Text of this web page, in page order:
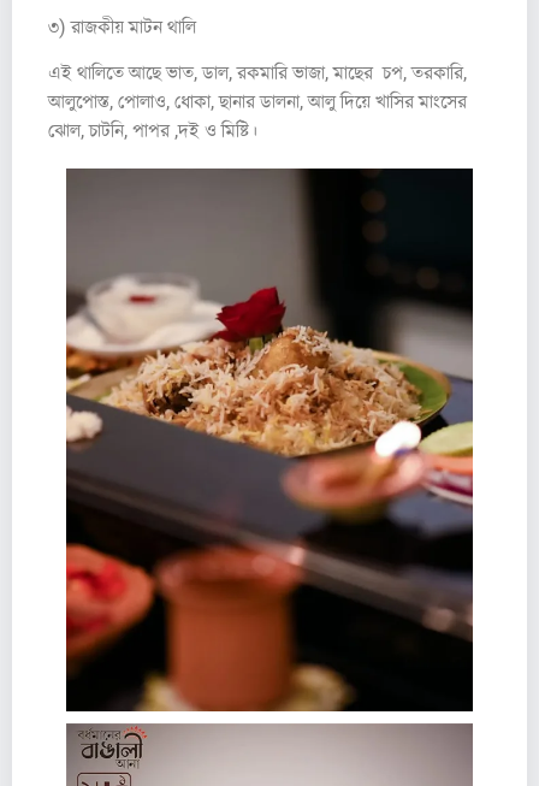
৩) রাজকীয় মাটন থালি
এই থালিতে আছে ভাত, ডাল, রকমারি ভাজা, মাছের চপ, তরকারি,
আলুপোস্ত, পোলাও, ধোকা, ছানার ডালনা, আলু দিয়ে খাসির মাংসের
ঝোল, চাটনি, পাপর ,দই ও মিষ্টি।